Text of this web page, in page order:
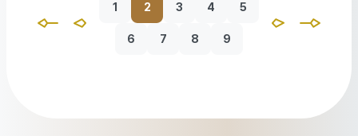
1 2 3 4 5
6 7 8 9